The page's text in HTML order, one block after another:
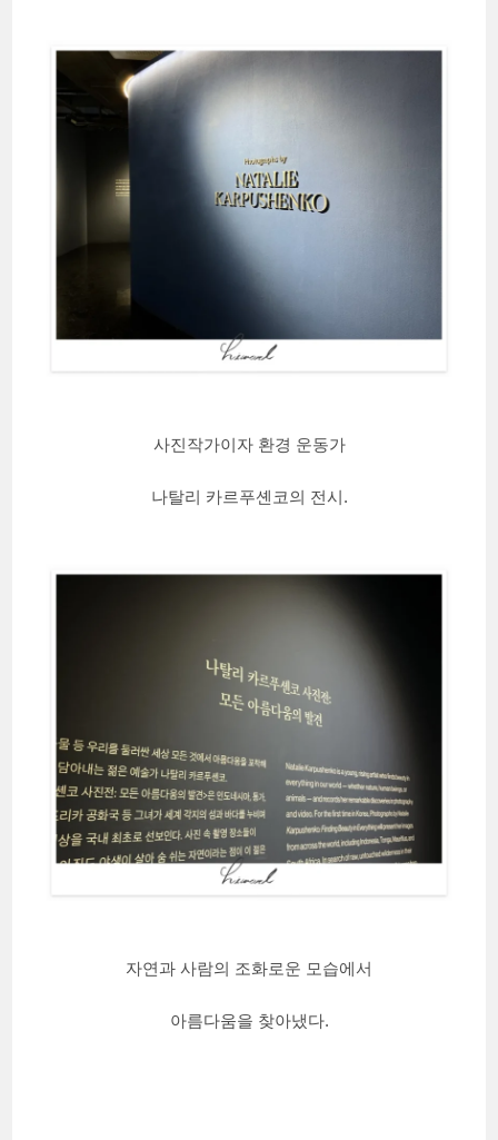
사진작가이자 환경 운동가
나탈리 카르푸셴코의 전시.
자연과 사람의 조화로운 모습에서
아름다움을 찾아냈다.